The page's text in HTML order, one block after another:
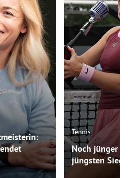
wurde“, hieß es in
Tennis
Noch jünger
jüngsten